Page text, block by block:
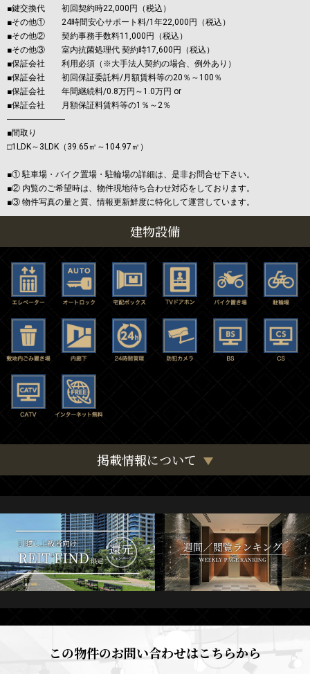
■鍵交換代 初回契約時22,000円（税込）
■その他① 24時間安心サポート料/1年22,000円（税込）
■その他② 契約事務手数料11,000円（税込）
■その他③ 室内抗菌処理代 契約時17,600円（税込）
■保証会社 利用必須（※大手法人契約の場合、例外あり）
■保証会社 初回保証委託料/月額賃料等の20％～100％
■保証会社 年間継続料/0.8万円～1.0万円 or
■保証会社 月額保証料賃料等の1％～2％
―――――――
■間取り
□1LDK～3LDK（39.65㎡～104.97㎡）
■① 駐車場・バイク置場・駐輪場の詳細は、是非お問合せ下さい。
■② 内覧のご希望時は、物件現地待ち合わせ対応をしております。
■③ 物件写真の量と質、情報更新鮮度に特化して運営しています。
建物設備
掲載情報について
この物件のお問い合わせはこちらから